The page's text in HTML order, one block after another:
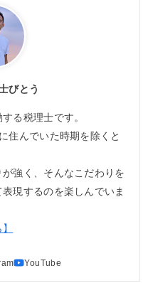
びとう
る税理士です。
住んでいた時期を除くと
強く、そんなこだわりを
現するのを楽しんでいま